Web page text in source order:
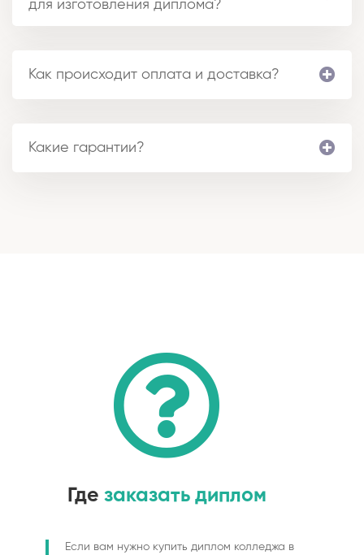
для изготовления диплома?
Как происходит оплата и доставка?
Какие гарантии?
Где заказать диплом
Если вам нужно купить диплом колледжа в